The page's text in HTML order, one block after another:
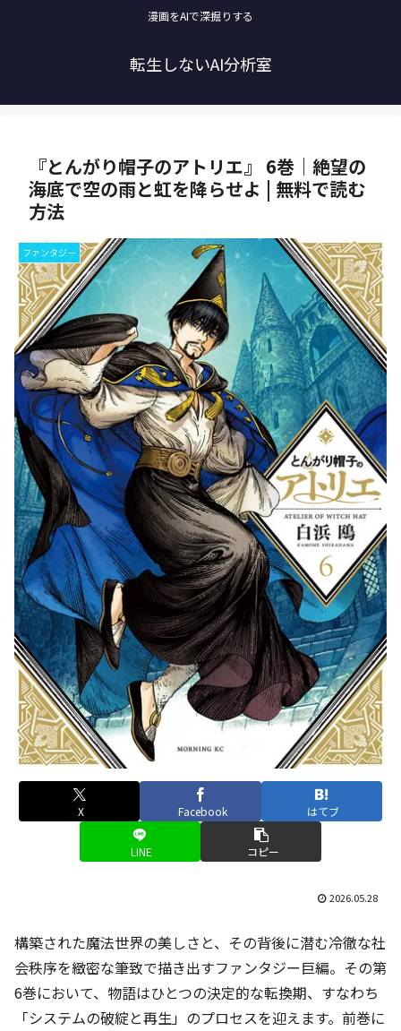
漫画をAIで深掘りする
転生しないAI分析室
『とんがり帽子のアトリエ』 6巻｜絶望の
海底で空の雨と虹を降らせよ | 無料で読む
方法
ファンタジー
X Facebook はてブ
LINE コピー
2026.05.28
構築された魔法世界の美しさと、その背後に潜む冷徹な社
会秩序を緻密な筆致で描き出すファンタジー巨編。その第
6巻において、物語はひとつの決定的な転換期、すなわち
「システムの破綻と再生」のプロセスを迎えます。前巻に